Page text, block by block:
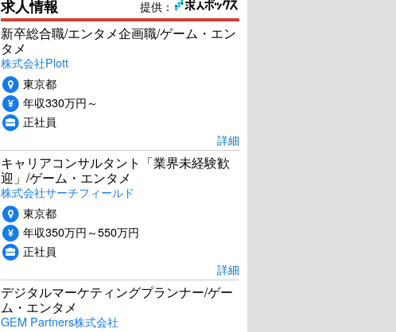
提供：
求人情報
新卒総合職/エンタメ企画職/ゲーム・エン
タメ
株式会社Plott
東京都
年収330万円～
正社員
詳細
キャリアコンサルタント「業界未経験歓
迎」/ゲーム・エンタメ
株式会社サーチフィールド
東京都
年収350万円～550万円
正社員
詳細
デジタルマーケティングプランナー/ゲー
ム・エンタメ
GEM Partners株式会社